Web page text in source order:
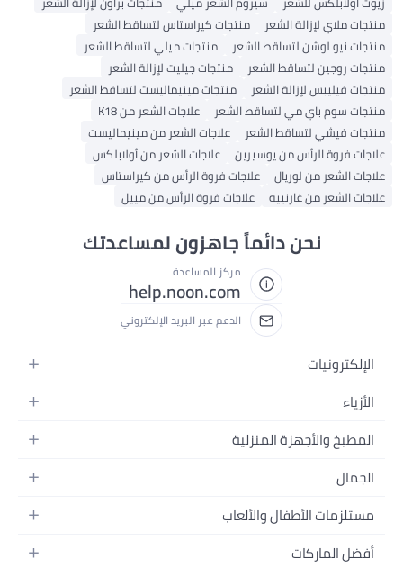
منتجات ملاي لإزالة الشعر
منتجات كيراستاس لتساقط الشعر
منتجات نيو لوشن لتساقط الشعر
منتجات ميلي لتساقط الشعر
منتجات روجين لتساقط الشعر
منتجات جيليت لإزالة الشعر
منتجات فيليبس لإزالة الشعر
منتجات مينيماليست لتساقط الشعر
منتجات سوم باي مي لتساقط الشعر
علاجات الشعر من K18
منتجات فيشي لتساقط الشعر
علاجات الشعر من مينيماليست
علاجات فروة الرأس من يوسيرين
علاجات الشعر من أولابلكس
علاجات الشعر من لوريال
علاجات فروة الرأس من كيراستاس
علاجات الشعر من غارنييه
علاجات فروة الرأس من مييل
نحن دائماً جاهزون لمساعدتك
مركز المساعدة
help.noon.com
الدعم عبر البريد الإلكتروني
الإلكترونيات
الجوالات
اللابتوبات
الأجهزة المنزلية
التلفزيونات
السماعات
الأزياء
أزياء نسائية
أزياء البنات
أزياء الأولاد
المجوهرات
المطبخ والأجهزة المنزلية
الحمام
المطبخ والسفرة
أدوات وتحسين المنزل
الجمال
العطور
العناية بالشعر
مستلزمات الأطفال والألعاب
الحفاضات
أفضل الماركات